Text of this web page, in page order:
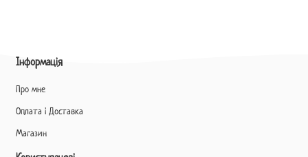
Інформація
Про мне
Оплата і Доставка
Магазин